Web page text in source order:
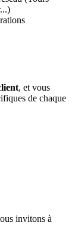
, et vous
de chaque
invitons à